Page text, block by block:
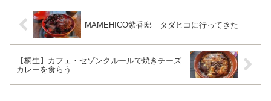
MAMEHICO紫香邸 タダヒコに行ってきた
【桐生】カフェ・セゾンクルールで焼きチーズ
カレーを食らう